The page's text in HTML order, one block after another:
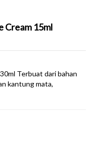
Cream 15ml
Terbuat dari bahan
kantung mata,